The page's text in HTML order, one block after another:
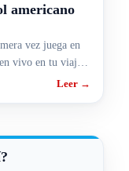
americano
vez juega en
vivo en tu viaje a
Leer →